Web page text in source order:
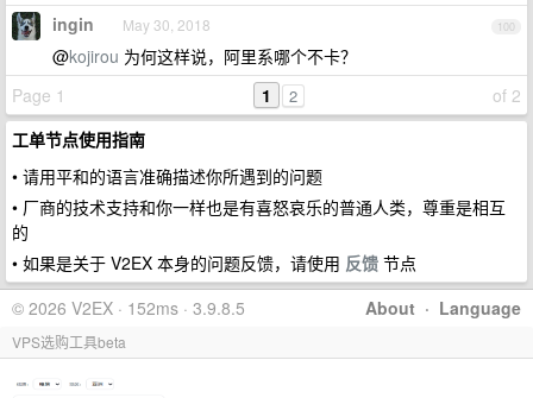
100
ingin May 30, 2018
@kojirou 为何这样说，阿里系哪个不卡？
Page 1
of 2
1 2
工单节点使用指南
• 请用平和的语言准确描述你所遇到的问题
• 厂商的技术支持和你一样也是有喜怒哀乐的普通人类，尊重是相互
的
• 如果是关于 V2EX 本身的问题反馈，请使用 反馈 节点
About · Language
© 2026 V2EX · 152ms · 3.9.8.5
VPS选购工具beta